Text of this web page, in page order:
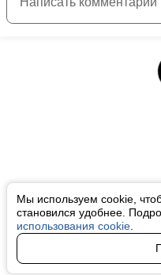
Мы используем cookie,
становился удобнее.
использования cookie